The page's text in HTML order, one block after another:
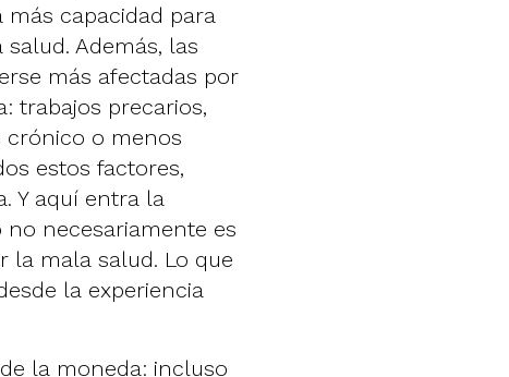
más capacidad para
Además, las
más afectadas por
trabajos precarios,
crónico o menos
estos factores,
Y aquí entra la
no necesariamente es
la mala salud. Lo que
la experiencia
la moneda: incluso